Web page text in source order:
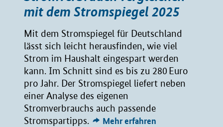
mit dem Stromspiegel 2025
Mit dem Stromspiegel für Deutschland
lässt sich leicht herausfinden, wie viel
Strom im Haushalt eingespart werden
kann. Im Schnitt sind es bis zu 280 Euro
pro Jahr. Der Stromspiegel liefert neben
einer Analyse des eigenen
Stromverbrauchs auch passende
Stromspartipps.
Mehr erfahren